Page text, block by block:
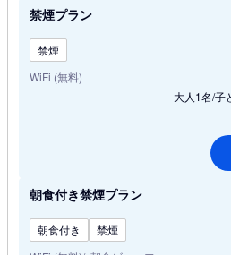
禁煙プラン
禁煙
WiFi (無料)
大人1名/子
朝食付き禁煙プラン
朝食付き
禁煙